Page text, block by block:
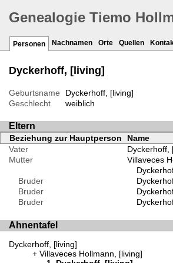
Genealogie Tiemo
Personen Nachnamen Orte Quellen
Dyckerhoff, [living]
Geburtsname
Dyckerhoff, [living]
Geschlecht
weiblich
Eltern
Beziehung zur Hauptperson Name
Vater
Dyckerhoff,
Mutter
Villaveces
Bruder
Bruder
Bruder
Ahnentafel
Dyckerhoff, [living]
Villaveces Hollmann, [living]